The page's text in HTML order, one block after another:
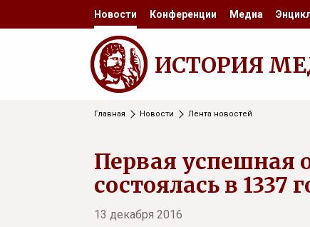
Новости Конференции Медиа
ИСТОРИЯ
Главная Новости Лента новостей
Первая успешная
состоялась в 1337
13 декабря 2016